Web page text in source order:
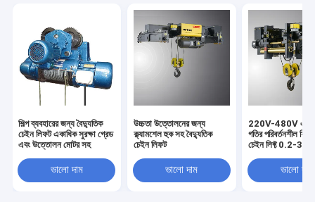
শিল্প ব্যবহারের জন্য বৈদ্যুতিক
চেইন লিফট একাধিক সুরক্ষা গ্রেড
এবং উত্তোলন মোটর সহ
ভালো দাম
উচ্চতা উত্তোলনের জন্য
ক্ল্যামশেল হুক সহ বৈদ্যুতিক
চেইন লিফট
ভালো দাম
220V-480V একক
গতির পরিবর্তনশীল
চেইন লিফ্ট 0.2-
ভালো দাম